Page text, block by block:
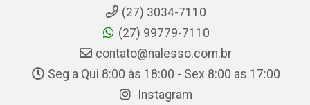
(27) 3034-7110
(27) 99779-7110
contato@nalesso.com.br
Seg a Qui 8:00 às 18:00 - Sex 8:00 as 17:00
Instagram